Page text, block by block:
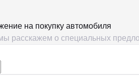
на покупку автомобиля
расскажем о специальных